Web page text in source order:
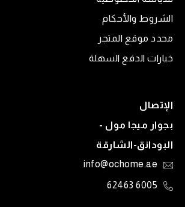
الشروط والأحكام
محدد موقع المتجر
خيارات الدفع السهلة
الإتصال
بجوار ميجا مول -
البودانق-الشارقة
info@ochome.ae
6005 62463